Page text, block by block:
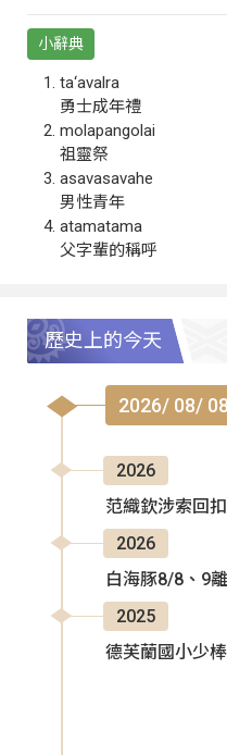
小辭典
ta‘avalra
勇士成年禮
molapangolai
祖靈祭
asavasavahe
男性青年
atamatama
父字輩的稱呼
歷史上的今天
2026/ 08/ 08
2026
范織欽涉索回
2026
白海豚8/8、9
2025
德芙蘭國小少